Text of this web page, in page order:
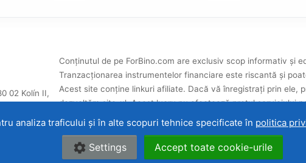
02 Kolín II,
rezervate.
Conținutul de pe ForBino.com are exclusiv scop informativ și
Tranzacționarea instrumentelor financiare este riscantă și
Acest site conține linkuri afiliate. Dacă vă înregistrați prin ele,
dezvoltăm site-ul. Acest lucru nu afectează prețul serviciului
evaluările noastre ale brokerilor .
Despre noi | Contact
analiza traficului și în alte scopuri tehnice specificate în politica
Settings Accept toate cookie-urile